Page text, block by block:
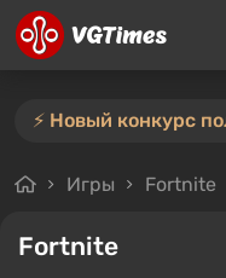
Игры Fortnite
Fortnite